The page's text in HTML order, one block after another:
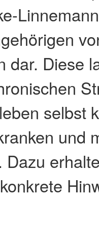
dar. Diese
selbst
und
Dazu